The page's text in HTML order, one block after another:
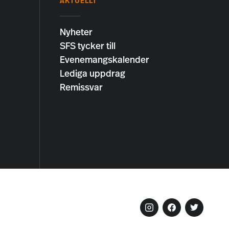
Nyheter
SFS tycker till
Evenemangskalender
Lediga uppdrag
Remissvar